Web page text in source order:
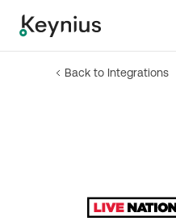
Back to Integrations